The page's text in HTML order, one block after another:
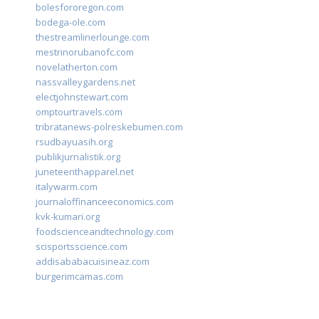
bolesfororegon.com
bodega-ole.com
thestreamlinerlounge.com
mestrinorubanofc.com
novelatherton.com
nassvalleygardens.net
electjohnstewart.com
omptourtravels.com
tribratanews-polreskebumen.com
rsudbayuasih.org
publikjurnalistik.org
juneteenthapparel.net
italywarm.com
journaloffinanceeconomics.com
kvk-kumari.org
foodscienceandtechnology.com
scisportsscience.com
addisababacuisineaz.com
burgerimcamas.com